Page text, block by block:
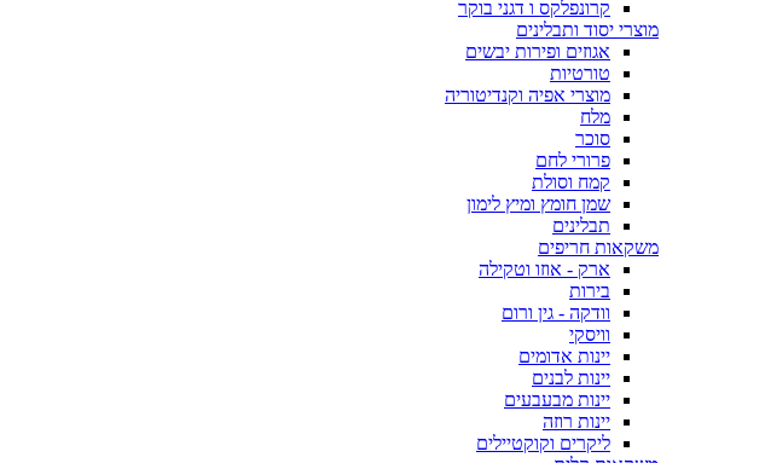
קרונפלקס ו דגני בוקר
מוצרי יסוד ותבלינים
אגוזים ופירות יבשים
טורטיות
מוצרי אפיה וקנדיטוריה
מלח
סוכר
פרורי לחם
קמח וסולת
שמן חומץ ומיץ לימון
תבלינים
משקאות חריפים
ארק - אוזו וטקילה
בירות
וודקה - גין ורום
וויסקי
יינות אדומים
יינות לבנים
יינות מבעבעים
יינות רוזה
ליקרים וקוקטיילים